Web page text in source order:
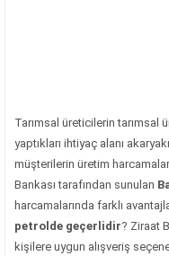
Tarımsal üreticilerin tarımsal
yaptıkları ihtiyaç alanı
müşterilerin üretim
Bankası tarafından sunulan
harcamalarında farklı
petrolde geçerlidir? Ziraat
kişilere uygun alışveriş